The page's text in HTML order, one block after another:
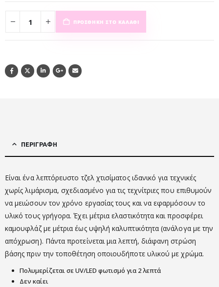
ΠΡΟΣΘΉΚΗ ΣΤΟ ΚΑΛΆΘΙ
ΠΕΡΙΓΡΑΦΉ
Είναι ένα λεπτόρευστο τζελ χτισίματος ιδανικό για τεχνικές
χωρίς λιμάρισμα, σχεδιασμένο για τις τεχνίτριες που επιθυμούν
να μειώσουν τον χρόνο εργασίας τους και να εφαρμόσουν το
υλικό τους γρήγορα. Έχει μέτρια ελαστικότητα και προσφέρει
καμουφλάζ με μέτρια έως υψηλή καλυπτικότητα (ανάλογα με την
απόχρωση). Πάντα προτείνεται μια λεπτή, διάφανη στρώση
βάσης πριν την τοποθέτηση οποιουδήποτε υλικού με χρώμα.
Πολυμερίζεται σε UV/LED φωτισμό για 2 λεπτά
Δεν καίει